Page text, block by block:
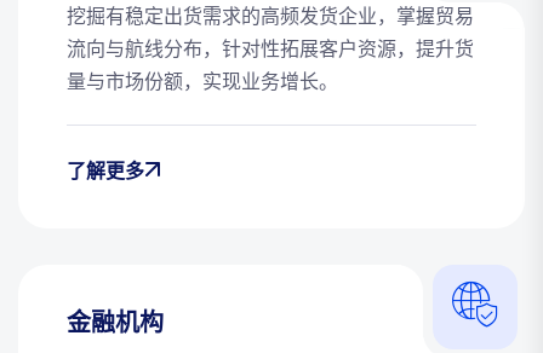
挖掘有稳定出货需求的高频发货企业，掌握贸易
流向与航线分布，针对性拓展客户资源，提升货
量与市场份额，实现业务增长。
了解更多
金融机构